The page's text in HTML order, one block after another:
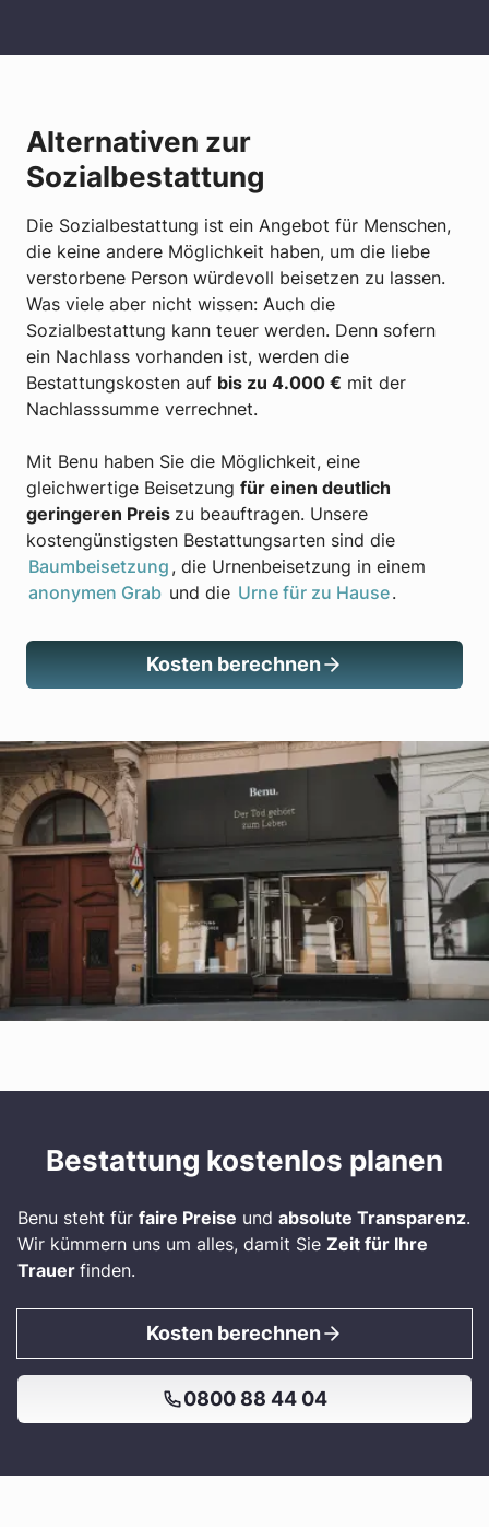
Alternativen zur
Sozialbestattung
Die Sozialbestattung ist ein Angebot für Menschen,
die keine andere Möglichkeit haben, um die liebe
verstorbene Person würdevoll beisetzen zu lassen.
Was viele aber nicht wissen: Auch die
Sozialbestattung kann teuer werden. Denn sofern
ein Nachlass vorhanden ist, werden die
Bestattungskosten auf bis zu 4.000 € mit der
Nachlasssumme verrechnet.
Mit Benu haben Sie die Möglichkeit, eine
gleichwertige Beisetzung für einen deutlich
geringeren Preis zu beauftragen. Unsere
kostengünstigsten Bestattungsarten sind die
Baumbeisetzung , die Urnenbeisetzung in einem
anonymen Grab und die Urne für zu Hause.
Kosten berechnen
Bestattung kostenlos planen
Benu steht für faire Preise und absolute Transparenz.
Wir kümmern uns um alles, damit Sie Zeit für Ihre
Trauer finden.
Kosten berechnen
0800 88 44 04